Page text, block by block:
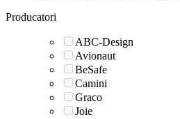
Producatori
ABC-Design
Avionaut
BeSafe
Camini
Graco
Joie